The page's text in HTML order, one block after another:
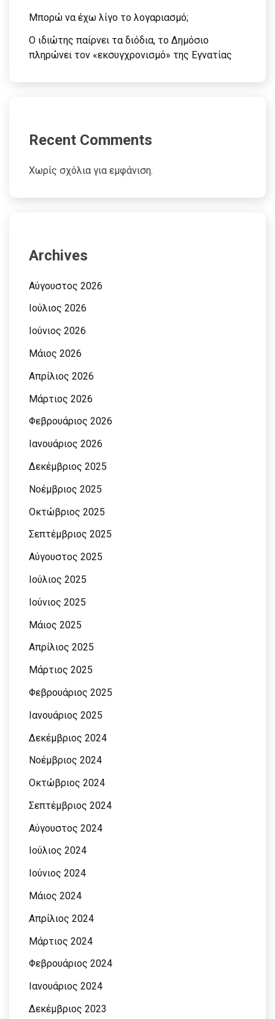
Μπορώ να έχω λίγο το λογαριασμό;
Ο ιδιώτης παίρνει τα διόδια, το Δημόσιο
πληρώνει τον «εκσυγχρονισμό» της Εγνατίας
Recent Comments
Χωρίς σχόλια για εμφάνιση.
Archives
Αύγουστος 2026
Ιούλιος 2026
Ιούνιος 2026
Μάιος 2026
Απρίλιος 2026
Μάρτιος 2026
Φεβρουάριος 2026
Ιανουάριος 2026
Δεκέμβριος 2025
Νοέμβριος 2025
Οκτώβριος 2025
Σεπτέμβριος 2025
Αύγουστος 2025
Ιούλιος 2025
Ιούνιος 2025
Μάιος 2025
Απρίλιος 2025
Μάρτιος 2025
Φεβρουάριος 2025
Ιανουάριος 2025
Δεκέμβριος 2024
Νοέμβριος 2024
Οκτώβριος 2024
Σεπτέμβριος 2024
Αύγουστος 2024
Ιούλιος 2024
Ιούνιος 2024
Μάιος 2024
Απρίλιος 2024
Μάρτιος 2024
Φεβρουάριος 2024
Ιανουάριος 2024
Δεκέμβριος 2023